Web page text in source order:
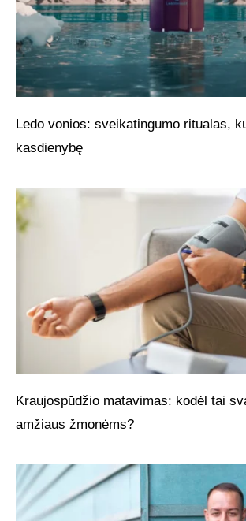
Ledo vonios: sveikatingumo ritualas,
kasdienybę
Kraujospūdžio matavimas: kodėl tai
amžiaus žmonėms?